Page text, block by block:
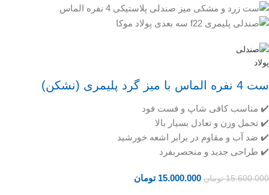
ست 4 نفره الماس با میز گرد پلیمری (نشکن)
✔️ مناسب کافی شاپ و فست فود
✔️ تحمل وزن و تعادل بسیار بالا
✔️ ضد آب و مقاوم در برابر اشعه خورشید
✔️ طراحی جدید و منحصربفرد
15.600.000 تومان 15.000.000 تومان